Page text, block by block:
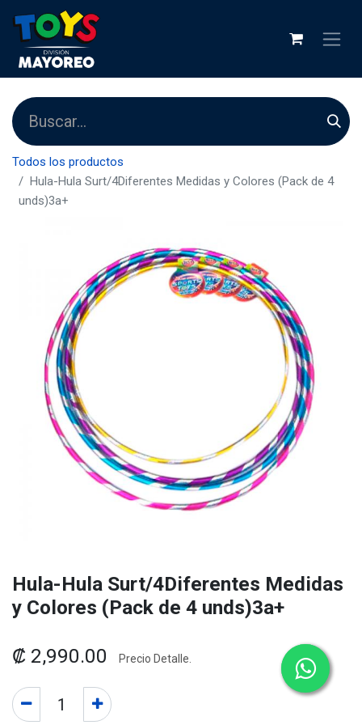
Todos los productos
Hula-Hula Surt/4Diferentes Medidas y Colores (Pack de 4
unds)3a+
Hula-Hula Surt/4Diferentes Medidas
y Colores (Pack de 4 unds)3a+
₡ 2,990.00 Precio Detalle.